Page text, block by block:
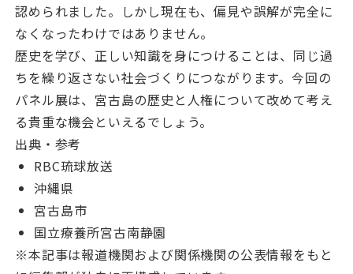
認められました。しかし現在も、偏見や誤解が完全に
なくなったわけではありません。
歴史を学び、正しい知識を身につけることは、同じ過
ちを繰り返さない社会づくりにつながります。今回の
パネル展は、宮古島の歴史と人権について改めて考え
る貴重な機会といえるでしょう。
出典・参考
RBC琉球放送
沖縄県
宮古島市
国立療養所宮古南静園
※本記事は報道機関および関係機関の公表情報をもと